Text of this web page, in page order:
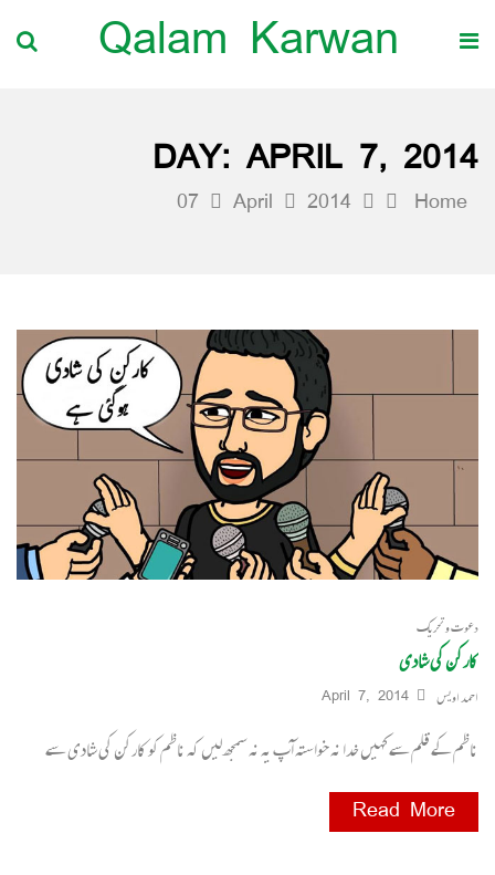
Qalam Karwan
DAY:APRIL 7, 2014
Home
2014
April
07
دعوت و تحریک
کارکن کی شادی
احمد اویس April 7, 2014
ناظم کے قلم سے کہیں خدا نہ خواستہ آپ یہ نہ سمجھ لیں کہ ناظم کو کارکن کی شادی سے
Read More